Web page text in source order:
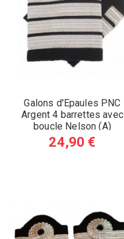
Galons d'Epaules PNC
Argent 4 barrettes avec
boucle Nelson (A)
24,90 €